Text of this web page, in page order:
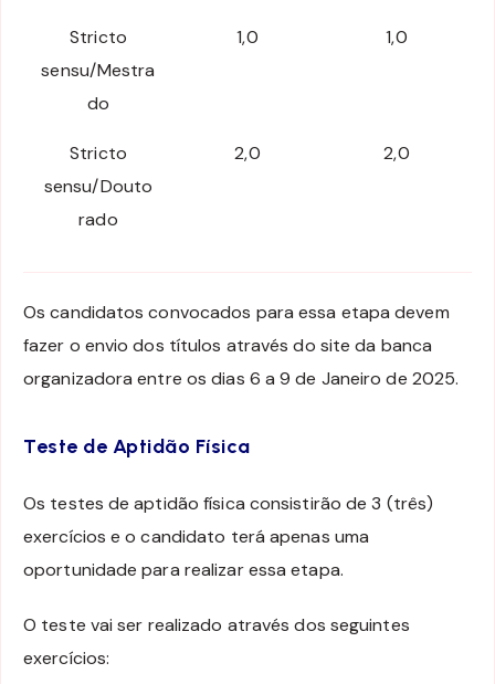
Stricto
sensu/Mestra
do
1,0 1,0
Stricto
sensu/Douto
rado
2,0 2,0
Os candidatos convocados para essa etapa devem
fazer o envio dos títulos através do site da banca
organizadora entre os dias 6 a 9 de Janeiro de 2025.
Teste de Aptidão Física
Os testes de aptidão física consistirão de 3 (três)
exercícios e o candidato terá apenas uma
oportunidade para realizar essa etapa.
O teste vai ser realizado através dos seguintes
exercícios: